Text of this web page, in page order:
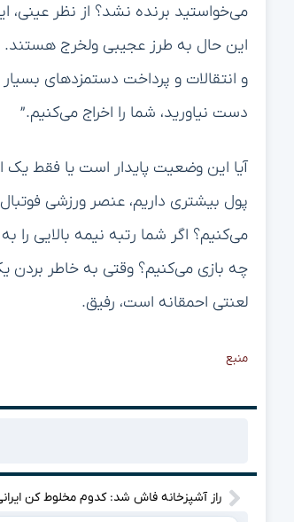
می‌خواستید برنده نشد؟ از نظر عینی،
این حال به طرز عجیبی ولخرج
و انتقالات و پرداخت دستمزدهای
دست نیاورید، شما را اخراج می‌کنیم.”
آیا این وضعیت پایدار است یا فقط یک
می‌کنیم؟ اگر شما رتبه نیمه بالایی را
چه بازی می‌کنیم؟ وقتی به خاطر بردن
لعنتی احمقانه است، رفیق.
منبع